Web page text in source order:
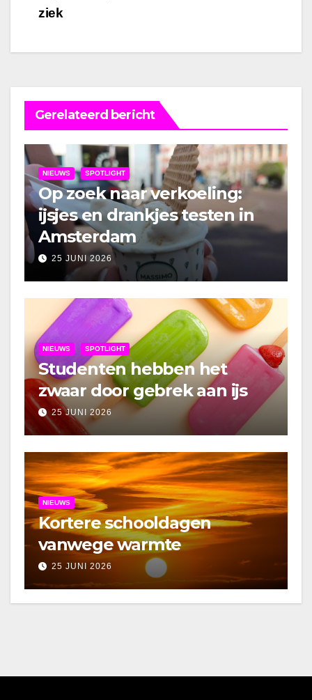
ziek
Gerelateerd bericht
NIEUWS SPOTLIGHT
Op zoek naar verkoeling:
ijsjes en drankjes testen in
Amsterdam
25 JUNI 2026
NIEUWS SPOTLIGHT
Studenten hebben het
zwaar door gebrek aan ijs
25 JUNI 2026
NIEUWS
Kortere schooldagen
vanwege warmte
25 JUNI 2026